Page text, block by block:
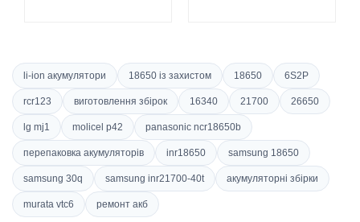
li-ion акумулятори 18650 із захистом 18650 6S2P
rcr123 виготовлення збірок 16340 21700 26650
lg mj1 molicel p42 panasonic ncr18650b
перепаковка акумуляторів inr18650 samsung 18650
samsung 30q samsung inr21700-40t акумуляторні збірки
murata vtc6 ремонт акб